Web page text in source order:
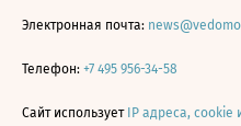
Электронная почта:
Телефон: +7 495 956-34-58
Сайт использует IP адреса,